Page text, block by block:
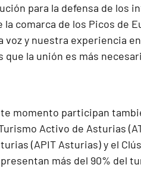
para la defensa de los
comarca de los Picos de
y nuestra experiencia
la unión es más
momento participan
Activo de Asturias
(APIT Asturias) y el
más del 90% del